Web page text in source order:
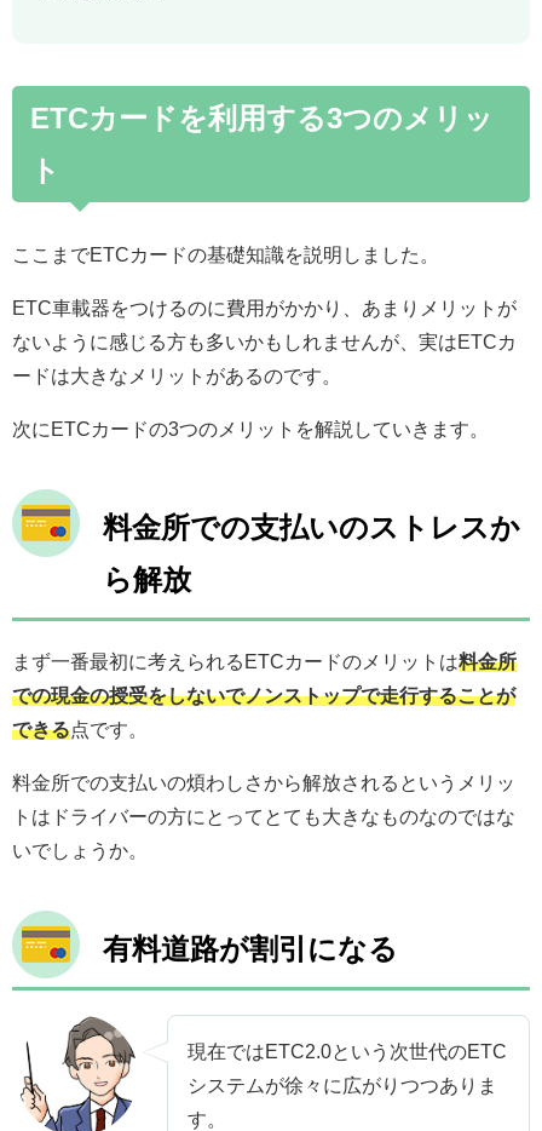
ETCカードを利用する3つのメリッ
ト
ここまでETCカードの基礎知識を説明しました。
ETC車載器をつけるのに費用がかかり、あまりメリットが
ないように感じる方も多いかもしれませんが、実はETCカ
ードは大きなメリットがあるのです。
次にETCカードの3つのメリットを解説していきます。
料金所での支払いのストレスか
ら解放
まず一番最初に考えられるETCカードのメリットは料金所
での現金の授受をしないでノンストップで走行することが
できる点です。
料金所での支払いの煩わしさから解放されるというメリッ
トはドライバーの方にとってとても大きなものなのではな
いでしょうか。
有料道路が割引になる
現在ではETC2.0という次世代のETC
システムが徐々に広がりつつありま
す。